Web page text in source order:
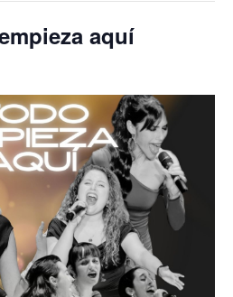
aquí